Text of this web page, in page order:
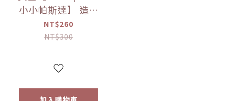
小小帕斯達】 造型
義大利麵300g｜動
物｜泰迪熊｜交通
【優惠限定】
NT$260
NT$300